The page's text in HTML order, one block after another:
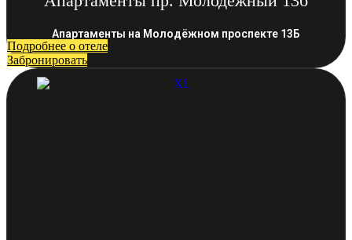
Апартаменты на Молодёжном проспекте 13Б
Подробнее о отеле
Забронировать